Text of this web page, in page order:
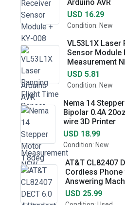
Arduino AVR
USD 16.29
Condition: New
VL53L1X Laser
Sensor Module
Measurement
USD 5.81
Condition: New
Nema 14
Bipolar 0.4A
wire 3D Printer
USD 18.99
Condition: New
AT&T CL82407
Cordless
Answering
USD 25.99